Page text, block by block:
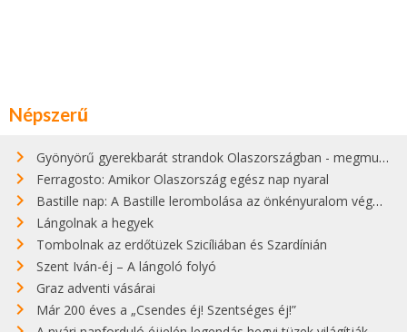
Népszerű
Gyönyörű gyerekbarát strandok Olaszországban - megmutatjuk a 15 legjobbat
Ferragosto: Amikor Olaszország egész nap nyaral
Bastille nap: A Bastille lerombolása az önkényuralom végét jelentette
Lángolnak a hegyek
Tombolnak az erdőtüzek Szicíliában és Szardínián
Szent Iván-éj – A lángoló folyó
Graz adventi vásárai
Már 200 éves a „Csendes éj! Szentséges éj!”